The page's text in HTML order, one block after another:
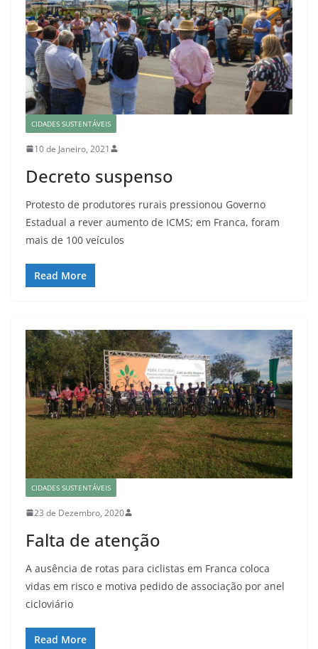
CIDADES SUSTENTÁVEIS
10 de Janeiro, 2021
Decreto suspenso
Protesto de produtores rurais pressionou Governo
Estadual a rever aumento de ICMS; em Franca, foram
mais de 100 veículos
Read More
CIDADES SUSTENTÁVEIS
23 de Dezembro, 2020
Falta de atenção
A ausência de rotas para ciclistas em Franca coloca
vidas em risco e motiva pedido de associação por anel
cicloviário
Read More